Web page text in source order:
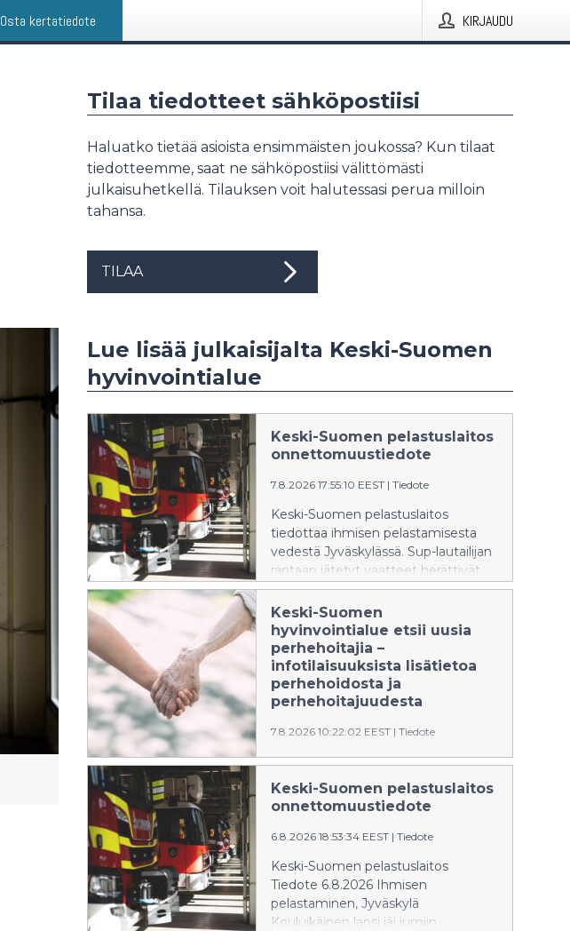
Osta kertatiedote KIRJAUDU
Tilaa tiedotteet sähköpostiisi
Haluatko tietää asioista ensimmäisten joukossa? Kun tilaat
tiedotteemme, saat ne sähköpostiisi välittömästi
julkaisuhetkellä. Tilauksen voit halutessasi perua milloin
tahansa.
TILAA
Lue lisää julkaisijalta Keski-Suomen
hyvinvointialue
Keski-Suomen pelastuslaitos
onnettomuustiedote
7.8.2026 17:55:10 EEST | Tiedote
Keski-Suomen pelastuslaitos
tiedottaa ihmisen pelastamisesta
vedestä Jyväskylässä. Sup-lautailijan
rantaan jätetyt vaatteet herättivät
epäilyjä onnettomuudesta, mutta
pelastuslaitoksen tiedustelulla
todettiin, ettei kukaan ollut veden
varassa. Pelastustoimia ei tarvittu.
Keski-Suomen
hyvinvointialue etsii uusia
perhehoitajia –
infotilaisuuksista lisätietoa
perhehoidosta ja
perhehoitajuudesta
7.8.2026 10:22:02 EEST | Tiedote
Keski-Suomen hyvinvointialue
hakee uusia perhehoitajia ja järjestää
infotilaisuuksia elokuussa.
nuorten sekä vammaisten lasten,
Ilmoittaudu etätilaisuuksiin
etukäteen sähköpostitse. Seuraavat
valmennukset alkavat syksyllä 2026.
Keski-Suomen pelastuslaitos
onnettomuustiedote
6.8.2026 18:53:34 EEST | Tiedote
Keski-Suomen pelastuslaitos
Tiedote 6.8.2026 Ihmisen
pelastaminen, Jyväskylä
Kouluikäinen lapsi jäi jumiin